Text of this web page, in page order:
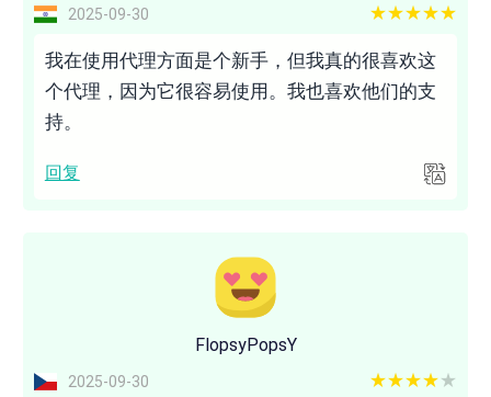
2025-09-30 5 out of 5
我在使用代理方面是个新手，但我真的很喜欢这
个代理，因为它很容易使用。我也喜欢他们的支
持。
回复
FlopsyPopsY
2025-09-30 4 out of 5